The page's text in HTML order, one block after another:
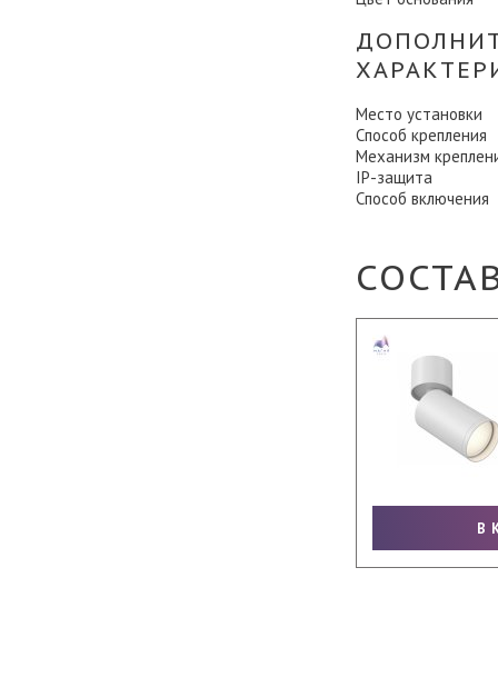
Место установки
Способ крепления
Механизм
IP-защита
Способ включения